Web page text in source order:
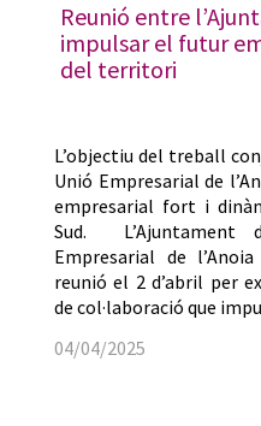
Reunió entre
impulsar el futur
del territori
L’objectiu del treball
Unió Empresarial de
empresarial fort i
Sud. L’Ajuntament
Empresarial de
reunió el 2 d’abril per
de col·laboració que
04/04/2025